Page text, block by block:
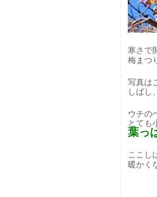
寒さで
梅まつ
写真は
しばし
ウチの
とても
葉っ
ここし
暖かく